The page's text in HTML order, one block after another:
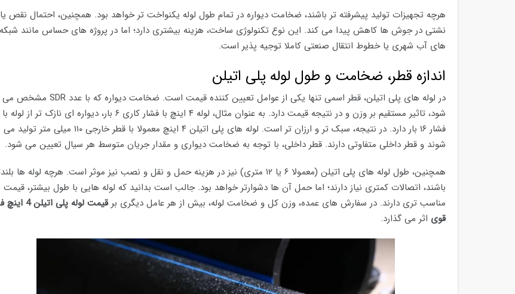
هرچه تجهیزات تولید پیشرفته تر باشند، ضخامت دیواره در تمام طول لوله یکنواخت تر خواهد بود. همچنین، احتمال نقص یا
نشتی در جوش ها کاهش پیدا می کند. این نوع تکنولوژی ساخت، هزینه بیشتری دارد؛ اما در پروژه های حساس مانند شبکه
های آب شهری یا خطوط انتقال صنعتی کاملا توجیه پذیر است.
اندازه قطر، ضخامت و طول لوله پلی اتیلن
در لوله های پلی اتیلن، قطر اسمی تنها یکی از عوامل تعیین کننده قیمت است. ضخامت دیواره که با عدد SDR مشخص می
شود، تاثیر مستقیم بر وزن و در نتیجه قیمت دارد. به عنوان مثال، لوله ۴ اینچ با فشار کاری ۶ بار، دیواره ای نازک تر از لوله با
فشار ۱۶ بار دارد. در نتیجه، سبک تر و ارزان تر است. لوله های پلی اتیلن ۴ اینچ معمولا با قطر خارجی ۱۱۰ میلی متر تولید می
شوند و قطر داخلی متفاوتی دارند. قطر داخلی، با توجه به ضخامت دیواری و مقدار جریان متوسط هر سیال تعیین می شود.
همچنین، طول لوله های پلی اتیلن (معمولا ۶ یا ۱۲ متری) نیز در هزینه حمل و نقل و نصب نیز موثر است. هرچه لوله ها
باشند، اتصالات کمتری نیاز دارند؛ اما حمل آن ها دشوارتر خواهد بود. جالب است بدانید که لوله هایی با طول بیشتر، قیمت
مناسب تری دارند. در سفارش های عمده، وزن کل و ضخامت لوله، بیش از هر عامل دیگری بر
قیمت لوله پلی
قوی اثر می گذارد.